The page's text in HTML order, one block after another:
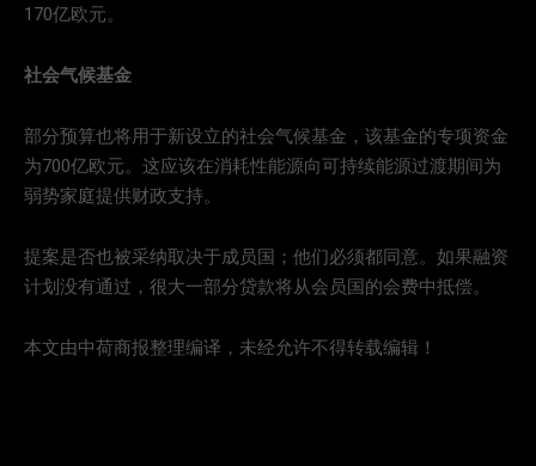
170亿欧元。
社会气候基金
部分预算也将用于新设立的社会气候基金，该基金的专项资金
为700亿欧元。这应该在消耗性能源向可持续能源过渡期间为
弱势家庭提供财政支持。
提案是否也被采纳取决于成员国；他们必须都同意。如果融资
计划没有通过，很大一部分贷款将从会员国的会费中抵偿。
本文由中荷商报整理编译，未经允许不得转载编辑！